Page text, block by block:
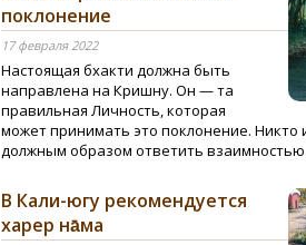
поклонение
17 февраля 2022
Настоящая бхакти должна быть
направлена на Кришну. Он — та
правильная Личность, которая
может принимать это поклонение. Никто
должным образом ответить взаимностью
В Кали-югу рекомендуется
харер на̄ма